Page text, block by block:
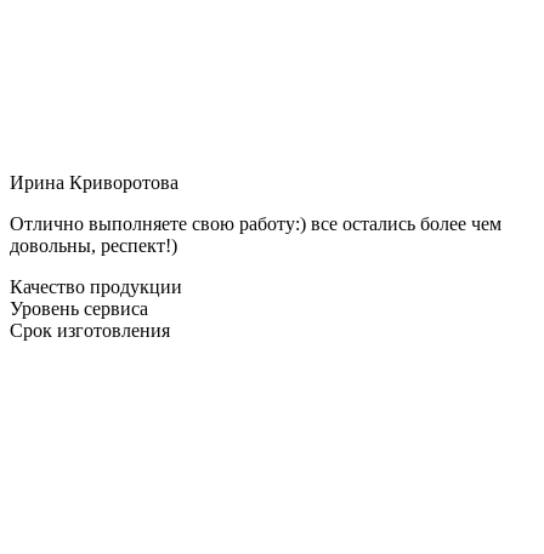
Ирина Криворотова
Отлично выполняете свою работу:) все остались более чем
довольны, респект!)
Качество продукции
Уровень сервиса
Срок изготовления